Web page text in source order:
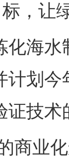
，让
海水
计划
证技术
业化